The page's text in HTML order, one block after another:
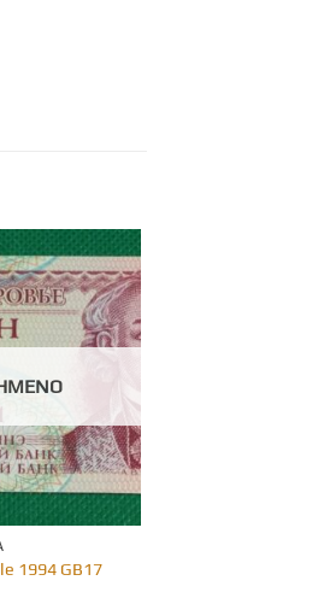
1994 GB17